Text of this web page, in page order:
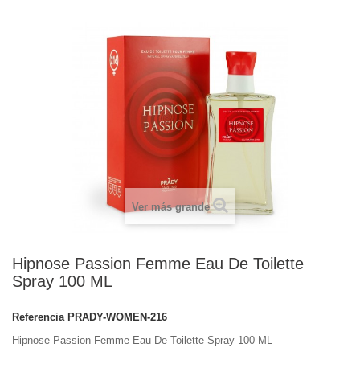
Ver más grande
Hipnose Passion Femme Eau De Toilette
Spray 100 ML
Referencia PRADY-WOMEN-216
Hipnose Passion Femme Eau De Toilette Spray 100 ML